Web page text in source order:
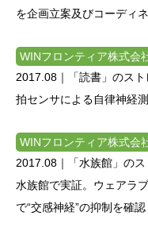
を企画立案及びコーディ
WINフロンティア株式会
2017.08｜
「読書」のス
拍センサによる自律神経
WINフロンティア株式会
2017.08｜
「水族館」の
水族館で実証。ウェアラ
で“交感神経”の抑制を確認